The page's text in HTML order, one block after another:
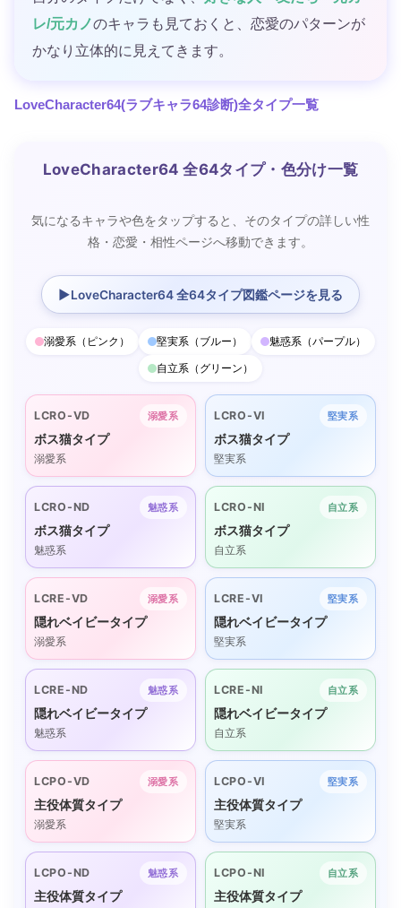
レ/元カノのキャラも見ておくと、恋愛のパターンが
かなり立体的に見えてきます。
LoveCharacter64(ラブキャラ64診断)全タイプ一覧
LoveCharacter64 全64タイプ・色分け一覧
気になるキャラや色をタップすると、そのタイプの詳しい性
格・恋愛・相性ページへ移動できます。
▶LoveCharacter64 全64タイプ図鑑ページを見る
溺愛系（ピンク） 堅実系（ブルー）
魅惑系（パープル）
自立系（グリーン）
LCRO-VD 溺愛系
ボス猫タイプ
溺愛系
LCRO-VI 堅実系
ボス猫タイプ
堅実系
LCRO-ND 魅惑系
ボス猫タイプ
魅惑系
LCRO-NI 自立系
ボス猫タイプ
自立系
LCRE-VD 溺愛系
隠れベイビータイプ
溺愛系
LCRE-VI 堅実系
隠れベイビータイプ
堅実系
LCRE-ND 魅惑系
隠れベイビータイプ
魅惑系
LCRE-NI 自立系
隠れベイビータイプ
自立系
LCPO-VD 溺愛系
主役体質タイプ
溺愛系
LCPO-VI 堅実系
主役体質タイプ
堅実系
LCPO-ND 魅惑系
主役体質タイプ
LCPO-NI 自立系
主役体質タイプ